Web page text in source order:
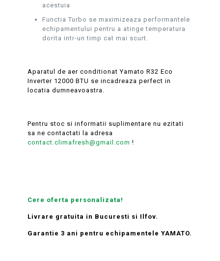
acestuia
Functia Turbo se maximizeaza performantele
echipamentului pentru a atinge temperatura
dorita intr-un timp cat mai scurt.
Aparatul de aer conditionat Yamato R32 Eco
Inverter 12000 BTU se incadreaza perfect in
locatia dumneavoastra.
Pentru stoc si informatii suplimentare nu ezitati
sa ne contactati la adresa
contact.climafresh@gmail.com !
Cere oferta personalizata!
Livrare gratuita in Bucuresti si Ilfov.
Garantie 3 ani pentru echipamentele YAMATO.